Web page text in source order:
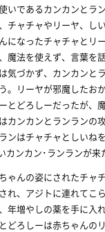
いであるカンカンとラ
チャチャやリーヤ、し
になったチャチャとリ
魔法を使えず、言葉を
気づかず、カンカンと
。リーヤが邪魔したお
とどろしーだったが、
カンカンとランランの
ンはチャチャとしいね
カンカン･ランランが来
ゃんの姿にされたチャ
れ、アジトに連れてこ
年増やしの薬を手に入
どろしーは赤ちゃんの